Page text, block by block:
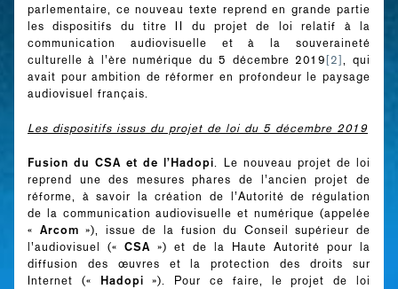
parlementaire, ce nouveau texte reprend en grande partie
les dispositifs du titre II du projet de loi relatif à la
communication audiovisuelle et à la souveraineté
culturelle à l’ère numérique du 5 décembre 2019 [2]
, qui
avait pour ambition de réformer en profondeur le paysage
audiovisuel français.
Les dispositifs issus du projet de loi du 5 décembre 2019
Fusion du CSA et de l’Hadopi . Le nouveau projet de loi
reprend une des mesures phares de l’ancien projet de
réforme, à savoir la création de l’Autorité de régulation
de la communication audiovisuelle et numérique (appelée
« Arcom »), issue de la fusion du Conseil supérieur de
l’audiovisuel (« CSA ») et de la Haute Autorité pour la
diffusion des œuvres et la protection des droits sur
Internet (« Hadopi »). Pour ce faire, le projet de loi